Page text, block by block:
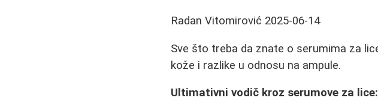
Radan Vitomirović 2025-06-14
Sve što treba da znate o serumima za
kože i razlike u odnosu na ampule.
Ultimativni vodič kroz serumove za